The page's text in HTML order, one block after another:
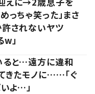
ちゃ笑った」まさ
されないヤツ
」
ると…遠方に違和
きたモノに……「ぐ
よ…」